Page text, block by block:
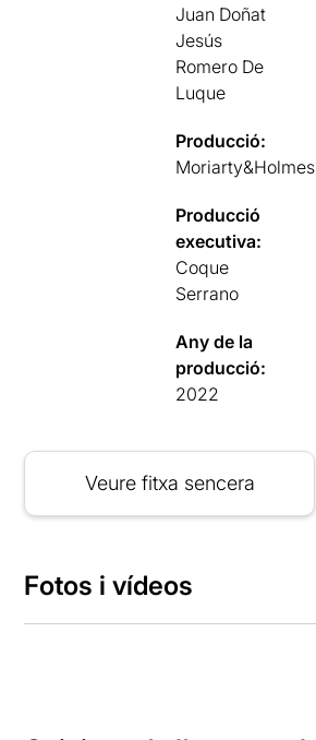
Juan Doñat
Jesús
Romero De
Luque
Producció:
Moriarty&Holmes
Producció
executiva:
Coque
Serrano
Any de la
producció:
2022
Veure fitxa sencera
Fotos i vídeos